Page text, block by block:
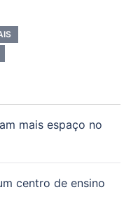
mais espaço no
centro de ensino